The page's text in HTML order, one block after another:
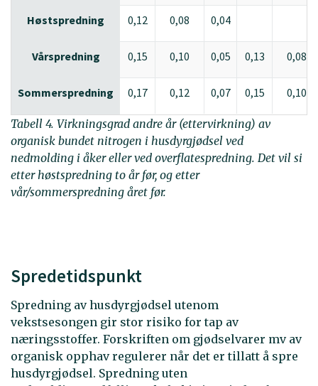
Høstspredning 0,12 0,08 0,04
Vårspredning 0,15 0,10 0,05 0,13 0,08
Sommerspredning 0,17 0,12 0,07 0,15 0,10
Tabell 4. Virkningsgrad andre år (ettervirkning) av
organisk bundet nitrogen i husdyrgjødsel ved
nedmolding i åker eller ved overflatespredning. Det vil si
etter høstspredning to år før, og etter
vår/sommerspredning året før.
Spredetidspunkt
Spredning av husdyrgjødsel utenom
vekstsesongen gir stor risiko for tap av
næringsstoffer. Forskriften om gjødselvarer mv av
organisk opphav regulerer når det er tillatt å spre
husdyrgjødsel. Spredning uten